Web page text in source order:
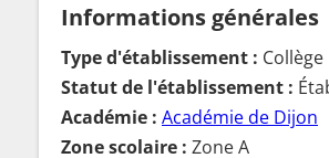
Informations générales
Type d'établissement : Collège
Statut de l'établissement :
Académie : Académie de Dijon
Zone scolaire : Zone A